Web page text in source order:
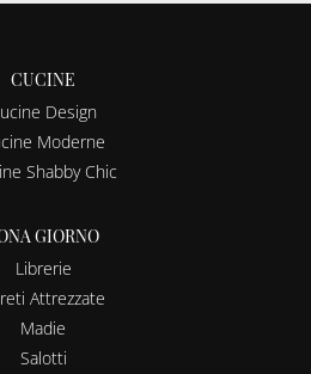
CUCINE
Design
Moderne
Shabby Chic
GIORNO
Librerie
Attrezzate
Madie
Salotti